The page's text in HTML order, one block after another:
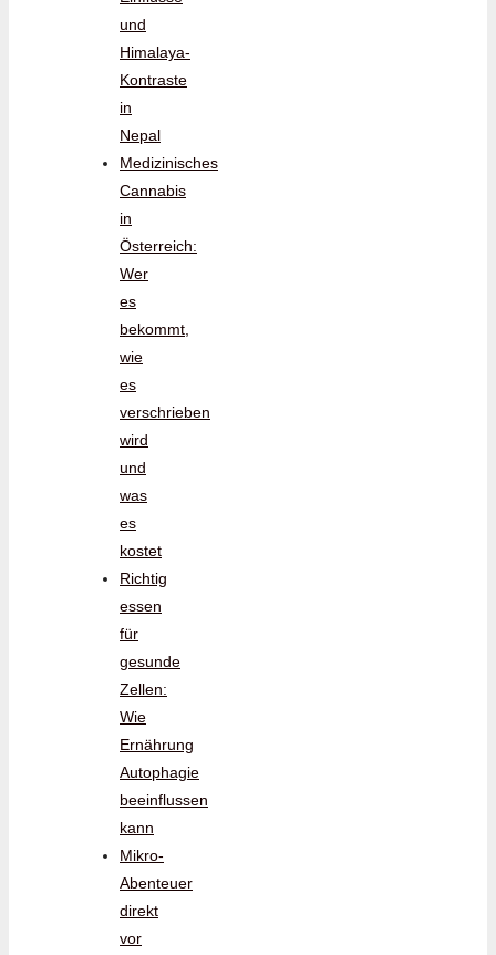
und
Himalaya-
Kontraste
in
Nepal
Medizinisches
Cannabis
in
Österreich:
Wer
es
bekommt,
wie
es
verschrieben
wird
und
was
es
kostet
Richtig
essen
für
gesunde
Zellen:
Wie
Ernährung
Autophagie
beeinflussen
kann
Mikro-
Abenteuer
direkt
vor